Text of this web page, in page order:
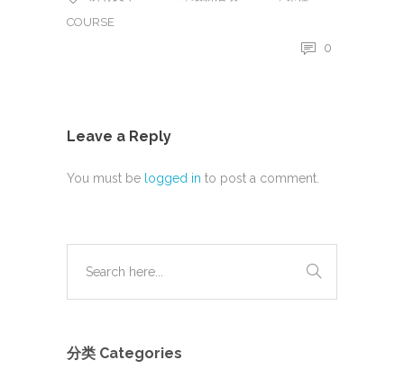
COURSE
0
Leave a Reply
You must be logged in to post a comment.
分类 Categories